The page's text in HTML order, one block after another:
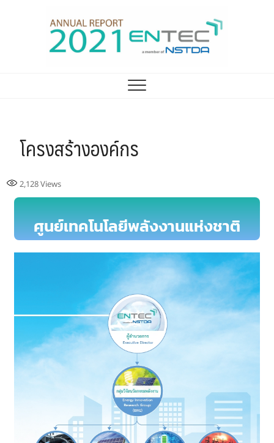
รายงานประจำปี ศูนย์
โครงสร้างองค์กร
2,128Views
ศูนย์เทคโนโลยีพลังงานแห่งชาติ